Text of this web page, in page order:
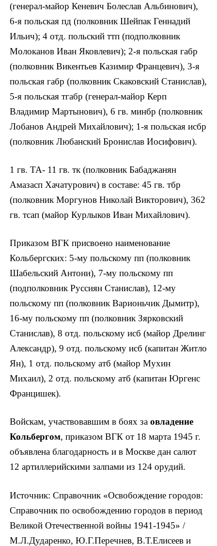
(генерал-майор Кеневич Болеслав Альбинович),
6-я польская пд (полковник Шейпак Геннадий
Ильич); 4 отд. польский ттп (подполковник
Молоканов Иван Яковлевич); 2-я польская габр
(полковник Викентьев Казимир Францевич), 3-я
польская габр (полковник Скаковский Станислав),
5-я польская тгабр (генерал-майор Керп
Владимир Мартынович), 6 гв. минбр (полковник
Лобанов Андрей Михайлович); 1-я польская исбр
(полковник Любанский Бронислав Иосифович).
1 гв. ТА- 11 гв. тк (полковник Бабаджанян
Амазасп Хачатурович) в составе: 45 гв. тбр
(полковник Моргунов Николай Викторович), 362
гв. тсап (майор Курлыков Иван Михайлович).
Приказом ВГК присвоено наименование
Кольбергских: 5-му польскому пп (полковник
Шабельский Антони), 7-му польскому пп
(подполковник Руссиян Станислав), 12-му
польскому пп (полковник Варионьчик Дымитр),
16-му польскому пп (полковник Зярковский
Станислав), 8 отд. польскому исб (майор Дрелинг
Александр), 9 отд. польскому исб (капитан Житло
Ян), 1 отд. польскому атб (майор Мухин
Михаил), 2 отд. польскому атб (капитан Юргенс
Францишек).
Войскам, участвовавшим в боях за овладение
Кольбергом, приказом ВГК от 18 марта 1945 г.
объявлена благодарность и в Москве дан салют
12 артиллерийскими залпами из 124 орудий.
Источник: Справочник «Освобождение городов:
Справочник по освобождению городов в период
Великой Отечественной войны 1941-1945» /
М.Л.Дударенко, Ю.Г.Перечнев, В.Т.Елисеев и